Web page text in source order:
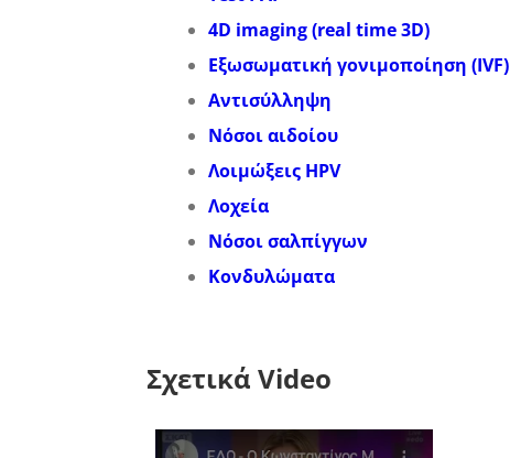
4D imaging (real time 3D)
Εξωσωματική γονιμοποίηση (IVF)
Αντισύλληψη
Νόσοι αιδοίου
Λοιμώξεις HPV
Λοχεία
Νόσοι σαλπίγγων
Κονδυλώματα
Σχετικά Video